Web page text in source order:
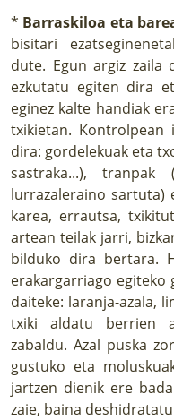
* Barraskiloa eta
bisitari
dute. Egun argiz zaila
ezkutatu egiten dira
eginez kalte handiak
txikietan. Kontrolpean
dira: gordelekuak eta
sastraka...), tranpak
lurrazaleraino sartuta)
karea, errautsa,
artean teilak jarri,
bilduko dira bertara.
erakargarriago
daiteke: laranja-azala,
txiki aldatu berrien
zabaldu. Azal puska
gustuko eta
jartzen dienik ere
zaie, baina